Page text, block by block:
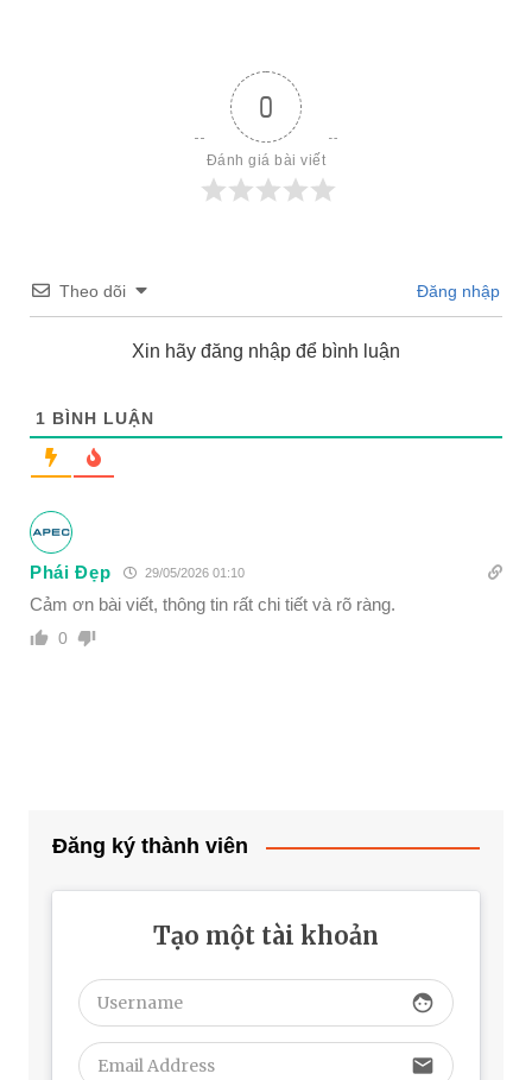
0
Đánh giá bài viết
Theo dõi Đăng nhập
Xin hãy đăng nhập để bình luận
1 BÌNH LUẬN
Phái Đẹp 29/05/2026 01:10
Cảm ơn bài viết, thông tin rất chi tiết và rõ ràng.
0
Đăng ký thành viên
Tạo một tài khoản
face
email